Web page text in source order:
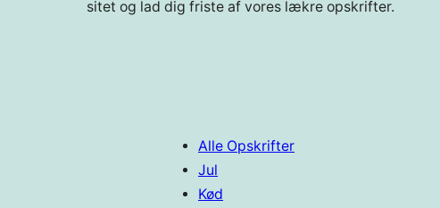
sitet og lad dig friste af vores lækre opskrifter.
Alle Opskrifter
Jul
Kød